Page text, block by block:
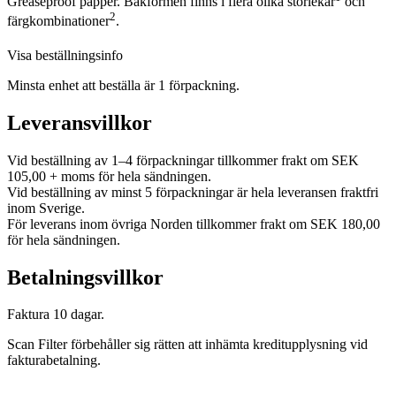
färgkombinationer2.
Visa beställningsinfo
Minsta enhet att beställa är 1 förpackning.
Leveransvillkor
Vid beställning av 1–4 förpackningar tillkommer frakt om SEK
105,00 + moms för hela sändningen.
Vid beställning av minst 5 förpackningar är hela leveransen fraktfri
inom Sverige.
För leverans inom övriga Norden tillkommer frakt om SEK 180,00
för hela sändningen.
Betalningsvillkor
Faktura 10 dagar.
Scan Filter förbehåller sig rätten att inhämta kreditupplysning vid
fakturabetalning.